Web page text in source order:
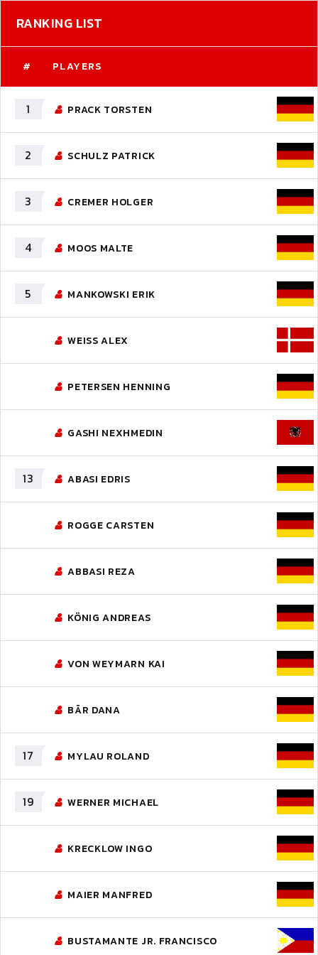
RANKING LIST
# PLAYERS
1 PRACK TORSTEN
2 SCHULZ PATRICK
3 CREMER HOLGER
4 MOOS MALTE
5 MANKOWSKI ERIK
WEISS ALEX
PETERSEN HENNING
GASHI NEXHMEDIN
13 ABASI EDRIS
ROGGE CARSTEN
ABBASI REZA
KÖNIG ANDREAS
VON WEYMARN KAI
BÄR DANA
17 MYLAU ROLAND
19 WERNER MICHAEL
KRECKLOW INGO
MAIER MANFRED
BUSTAMANTE JR. FRANCISCO